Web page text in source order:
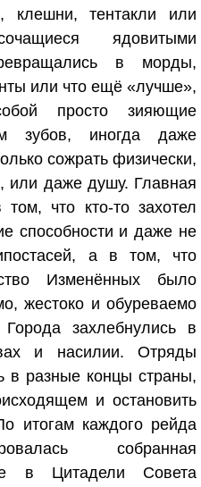
клешни, тентакли или
ядовитыми
в морды,
или что ещё «лучше»,
просто зияющие
зубов, иногда даже
сожрать физически,
или даже душу. Главная
что кто-то захотел
способности и даже не
а в том, что
Изменённых было
жестоко и обуреваемо
захлебнулись в
и насилии. Отряды
в разные концы страны,
и остановить
итогам каждого рейда
собранная
в Цитадели Совета